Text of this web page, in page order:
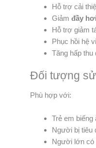
Hỗ trợ cải
Giảm đầy
Hỗ trợ giảm
Phục hồi hệ
Tăng hấp
Đối tượng
Phù hợp với:
Trẻ em biếng
Người bị tiêu
Người lớn có